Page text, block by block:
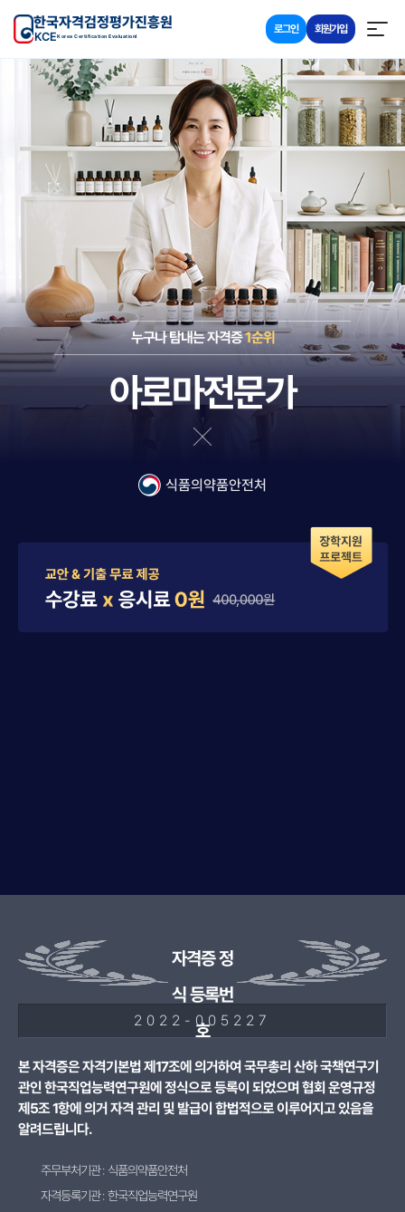
한국자격검정평가진흥원
KCEKorea Certification Evaluationl
로그인 회원가입
누구나 탐내는 자격증1순위
아로마전문가
식품의약품안전처
자격증 정
식 등록번
호
2022-005227
본 자격증은 자격기본법 제17조에 의거하여 국무총리 산하 국책연구기
관인 한국직업능력연구원에 정식으로 등록이 되었으며 협회 운영규정
제5조 1항에 의거 자격 관리 및 발급이 합법적으로 이루어지고 있음을
알려드립니다.
주무부처기관 : 식품의약품안전처
자격등록기관 : 한국직업능력연구원